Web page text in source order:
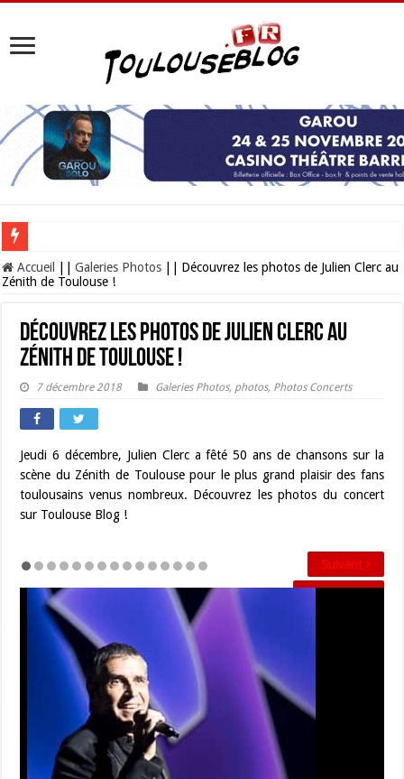
Les Nocturnes de la Cité de l’espace 2026 : l’événement incontournable de
Accueil Galeries Photos
Découvrez les photos de Julien Clerc au
Zénith de Toulouse !
Découvrez les photos de Julien Clerc au
Zénith de Toulouse !
7 décembre 2018 Galeries Photos, photos, Photos Concerts
Jeudi 6 décembre, Julien Clerc a fêté 50 ans de chansons sur la
scène du Zénith de Toulouse pour le plus grand plaisir des fans
toulousains venus nombreux. Découvrez les photos du concert
sur Toulouse Blog !
Suivant